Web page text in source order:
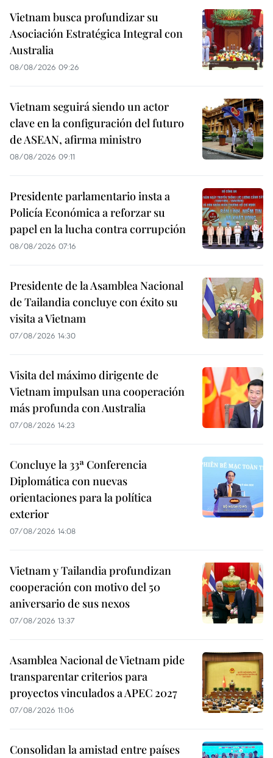
Vietnam busca profundizar su
Asociación Estratégica Integral con
Australia
08/08/2026 09:26
Vietnam seguirá siendo un actor
clave en la configuración del futuro
de ASEAN, afirma ministro
08/08/2026 09:11
Presidente parlamentario insta a
Policía Económica a reforzar su
papel en la lucha contra corrupción
08/08/2026 07:16
Presidente de la Asamblea Nacional
de Tailandia concluye con éxito su
visita a Vietnam
07/08/2026 14:30
Visita del máximo dirigente de
Vietnam impulsan una cooperación
más profunda con Australia
07/08/2026 14:23
Concluye la 33ª Conferencia
Diplomática con nuevas
orientaciones para la política
exterior
07/08/2026 14:08
Vietnam y Tailandia profundizan
cooperación con motivo del 50
aniversario de sus nexos
07/08/2026 13:37
Asamblea Nacional de Vietnam pide
transparentar criterios para
proyectos vinculados a APEC 2027
07/08/2026 11:06
Consolidan la amistad entre países